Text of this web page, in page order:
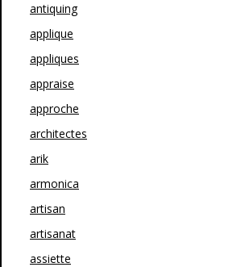
antiquing
applique
appliques
appraise
approche
architectes
arik
armonica
artisan
artisanat
assiette